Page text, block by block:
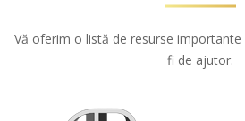
Vă oferim o listă de resurse
fi de ajutor.